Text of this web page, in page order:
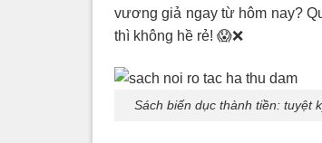
vương giả ngay từ hôm nay?
thì không hề rẻ! 😱❌
Sách biến dục thành tiền: tuyệt